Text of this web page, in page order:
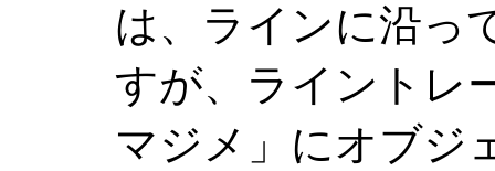
は、ラインに沿っ
すが、ライントレ
マジメ」にオブジ